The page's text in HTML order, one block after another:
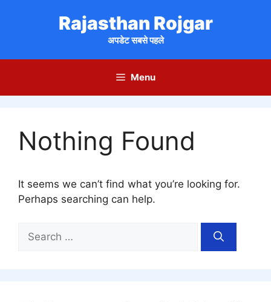
Rajasthan Rojgar
अपडेट सबसे पहले
Menu
Nothing Found
It seems we can’t find what you’re looking for.
Perhaps searching can help.
for: